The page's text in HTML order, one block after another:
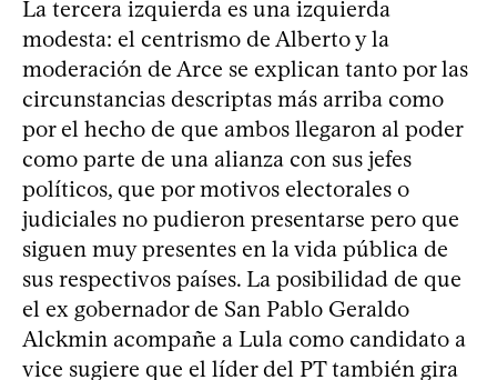
La tercera izquierda es una izquierda
modesta: el centrismo de Alberto y la
moderación de Arce se explican tanto por las
circunstancias descriptas más arriba como
por el hecho de que ambos llegaron al poder
como parte de una alianza con sus jefes
políticos, que por motivos electorales o
judiciales no pudieron presentarse pero que
siguen muy presentes en la vida pública de
sus respectivos países. La posibilidad de que
el ex gobernador de San Pablo Geraldo
Alckmin acompañe a Lula como candidato a
vice sugiere que el líder del PT también gira